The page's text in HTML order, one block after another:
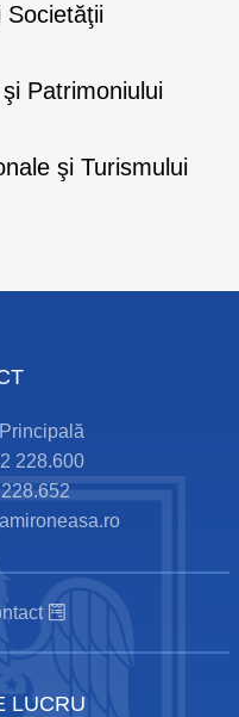
Societăţii
Patrimoniului
şi Turismului
228.600
LUCRU